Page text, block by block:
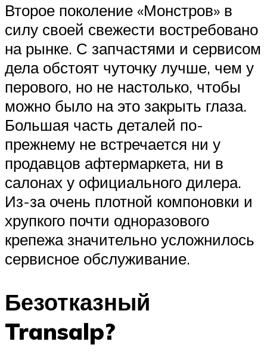
Второе поколение «Монстров» в
силу своей свежести востребовано
на рынке. С запчастями и сервисом
дела обстоят чуточку лучше, чем у
перового, но не настолько, чтобы
можно было на это закрыть глаза.
Большая часть деталей по-
прежнему не встречается ни у
продавцов афтермаркета, ни в
салонах у официального дилера.
Из-за очень плотной компоновки и
хрупкого почти одноразового
крепежа значительно усложнилось
сервисное обслуживание.
Безотказный
Transalp?